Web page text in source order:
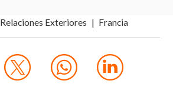
Relaciones Exteriores Francia